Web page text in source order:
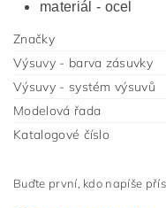
materiál - ocel
Značky
Výsuvy - barva zásuvky
Výsuvy - systém výsuvů
Modelová řada
Katalogové číslo
Buďte první, kdo napíše